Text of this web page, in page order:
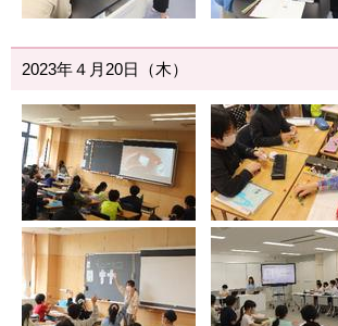
2023年４月20日（木）